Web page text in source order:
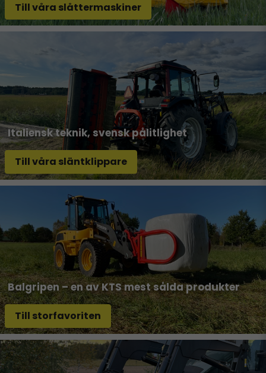
Till våra slåttermaskiner
Italiensk teknik, svensk pålitlighet
Till våra släntklippare
Balgripen – en av KTS mest sålda produkter
Till storfavoriten